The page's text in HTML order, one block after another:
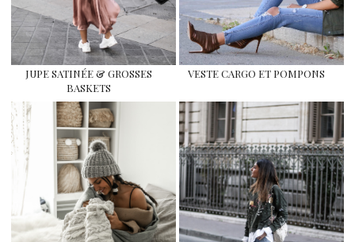
JUPE SATINÉE & GROSSES
BASKETS
VESTE CARGO ET POMPONS